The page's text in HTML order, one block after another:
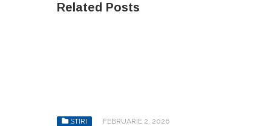
Related Posts
STIRI FEBRUARIE 2, 2026